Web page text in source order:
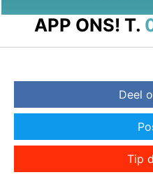
APP ONS! T.
Deel
Tip